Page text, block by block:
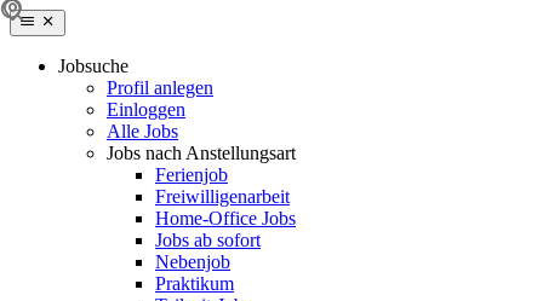
Jobsuche
Profil anlegen
Einloggen
Alle Jobs
Jobs nach Anstellungsart
Ferienjob
Freiwilligenarbeit
Home-Office Jobs
Jobs ab sofort
Nebenjob
Praktikum